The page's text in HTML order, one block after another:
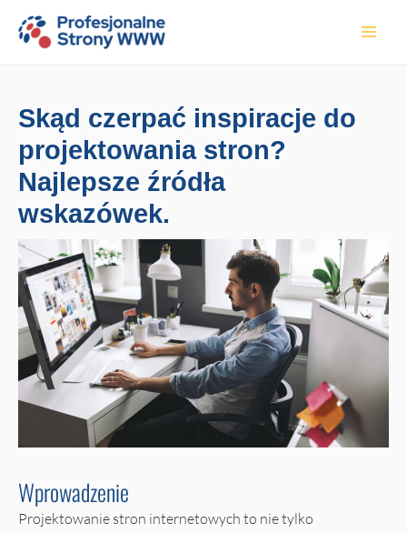
Przejdź
treści
Skąd czerpać inspiracje do
projektowania stron?
Najlepsze źródła
wskazówek.
Wprowadzenie
Projektowanie stron internetowych to nie tylko